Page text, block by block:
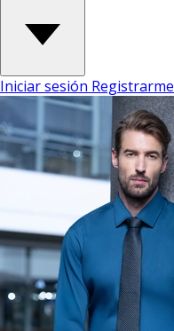
Iniciar sesión Registrarme